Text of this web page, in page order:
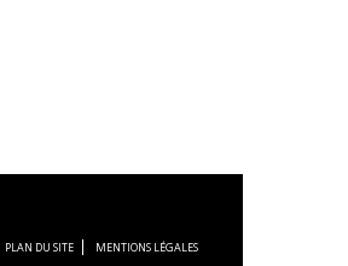
PLAN DU SITE MENTIONS LÉGALES